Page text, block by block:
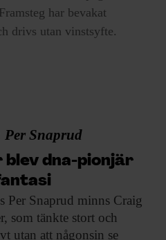
har bevakat
drivs utan vinstsyfte.
Per Snaprud
dna-pionjär
Per Snaprud minns Craig
som tänkte stort och
utan att någonsin se